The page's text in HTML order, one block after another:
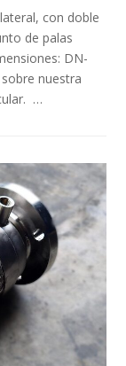
con doble
de palas
DN-
nuestra
…